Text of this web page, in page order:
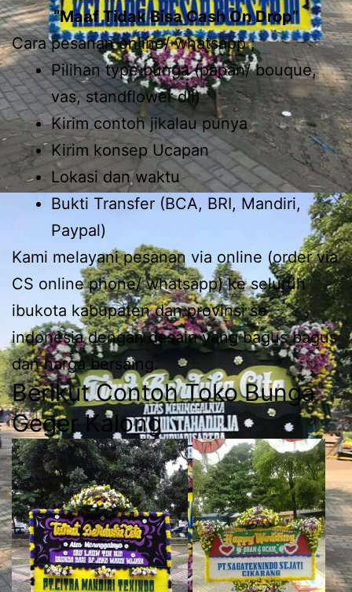
“Maaf Tidak Bisa Cash On Drop”
Cara pesanan online/ whatsapp ;
Pilihan type bunga (papan/ bouque,
vas, standflower dll)
Kirim contoh jikalau punya
Kirim konsep Ucapan
Lokasi dan waktu
Bukti Transfer (BCA, BRI, Mandiri,
Paypal)
Kami melayani pesanan via online (order via
CS online phone/ whatsapp) ke seluruh
ibukota kabupaten dan provinsi se
indonesia dengan desain yang bagus bagus
dan harga bersaing.
Berikut Contoh Toko Bunga
Geger Kalong